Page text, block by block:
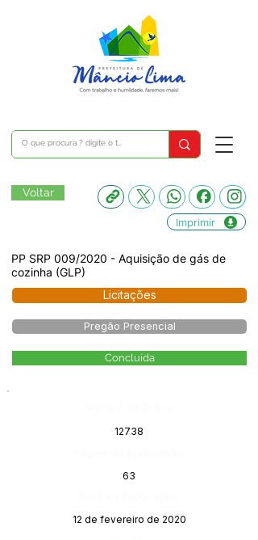
Voltar
Imprimir
PP SRP 009/2020 - Aquisição de gás de
cozinha (GLP)
Licitações
Pregão Presencial
Concluída
12738
63
12 de fevereiro de 2020